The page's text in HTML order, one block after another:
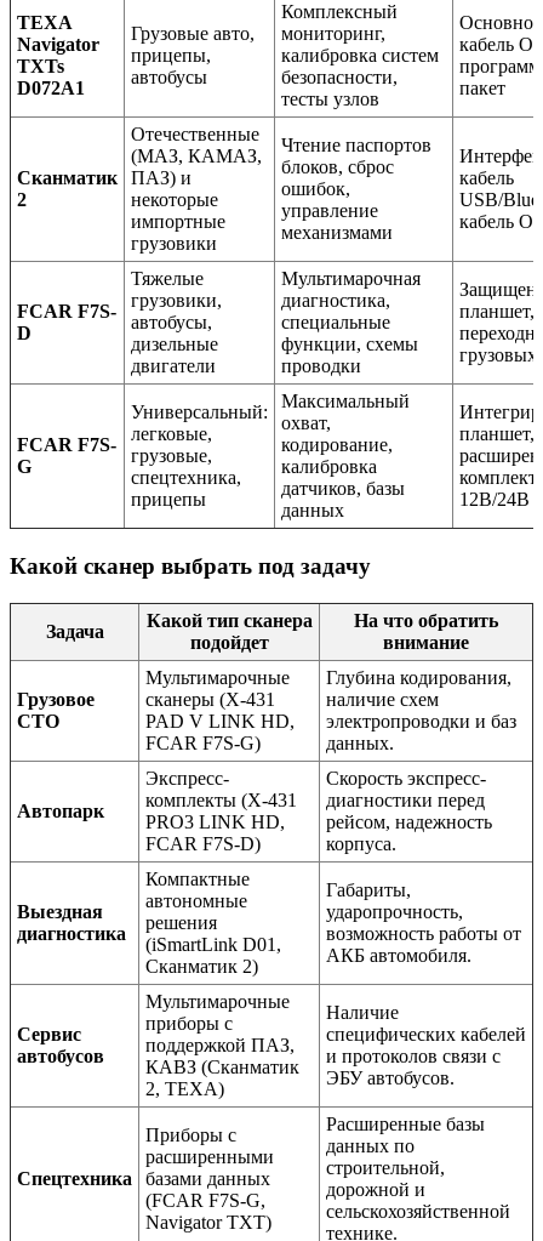
TEXA
Navigator
TXTs
D072A1
Грузовые авто,
прицепы,
автобусы
Комплексный
мониторинг,
калибровка систем
безопасности,
тесты узлов
кабель
пакет
Сканматик
2
Отечественные
(МАЗ, КАМАЗ,
ПАЗ) и
некоторые
импортные
грузовики
Чтение паспортов
блоков, сброс
ошибок,
управление
механизмами
кабель
USB/
кабель
FCAR F7S-
D
Тяжелые
грузовики,
автобусы,
дизельные
двигатели
Мультимарочная
диагностика,
специальные
функции, схемы
проводки
планшет,
грузовых
FCAR F7S-
G
Универсальный:
легковые,
грузовые,
спецтехника,
прицепы
Максимальный
охват,
кодирование,
калибровка
датчиков, базы
данных
планшет,
комплект
12В/24В
Какой сканер выбрать под задачу
Задача
Какой тип сканера
подойдет
На что обратить
внимание
Грузовое
СТО
Мультимарочные
сканеры (X-431
PAD V LINK HD,
FCAR F7S-G)
Глубина кодирования,
наличие схем
электропроводки и баз
данных.
Автопарк
Экспресс-
комплекты (X-431
PRO3 LINK HD,
FCAR F7S-D)
Скорость экспресс-
диагностики перед
рейсом, надежность
корпуса.
Выездная
диагностика
Компактные
автономные
решения
(iSmartLink D01,
Сканматик 2)
Габариты,
ударопрочность,
возможность работы от
АКБ автомобиля.
Сервис
автобусов
Мультимарочные
приборы с
поддержкой ПАЗ,
КАВЗ (Сканматик
2, TEXA)
Наличие
специфических кабелей
и протоколов связи с
ЭБУ автобусов.
Спецтехника
Приборы с
расширенными
базами данных
(FCAR F7S-G,
Navigator TXT)
Расширенные базы
данных по
строительной,
дорожной и
сельскохозяйственной
технике.